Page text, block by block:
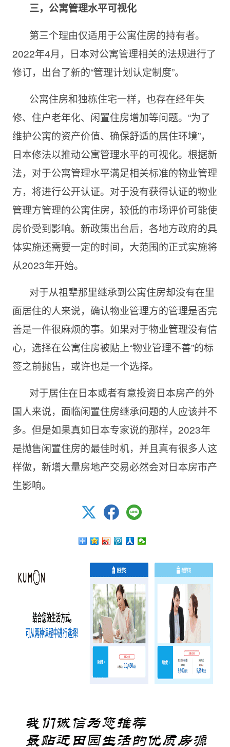
三，公寓管理水平可视化
第三个理由仅适用于公寓住房的持有者。
2022年4月，日本对公寓管理相关的法规进行了
修订，出台了新的“管理计划认定制度”。
公寓住房和独栋住宅一样，也存在经年失
修、住户老年化、闲置住房增加等问题。“为了
维护公寓的资产价值、确保舒适的居住环境”，
日本修法以推动公寓管理水平的可视化。根据新
法，对于公寓管理水平满足相关标准的物业管理
方，将进行公开认证。对于没有获得认证的物业
管理方管理的公寓住房，较低的市场评价可能使
房价受到影响。新政策出台后，各地方政府的具
体实施还需要一定的时间，大范围的正式实施将
从2023年开始。
对于从祖辈那里继承到公寓住房却没有在里
面居住的人来说，确认物业管理方的管理是否完
善是一件很麻烦的事。如果对于物业管理没有信
心，选择在公寓住房被贴上“物业管理不善”的标
签之前抛售，或许也是一个选择。
对于居住在日本或者有意投资日本房产的外
国人来说，面临闲置住房继承问题的人应该并不
多。但是如果真如日本专家说的那样，2023年
是抛售闲置住房的最佳时机，并且真有很多人这
样做，新增大量房地产交易必然会对日本房市产
生影响。